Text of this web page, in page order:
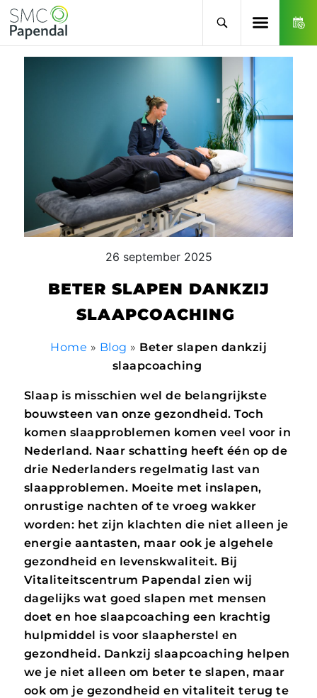
26 september 2025
BETER SLAPEN DANKZIJ
SLAAPCOACHING
Home » Blog » Beter slapen dankzij
slaapcoaching
Slaap is misschien wel de belangrijkste
bouwsteen van onze gezondheid. Toch
komen slaapproblemen komen veel voor in
Nederland. Naar schatting heeft één op de
drie Nederlanders regelmatig last van
slaapproblemen. Moeite met inslapen,
onrustige nachten of te vroeg wakker
worden: het zijn klachten die niet alleen je
energie aantasten, maar ook je algehele
gezondheid en levenskwaliteit. Bij
Vitaliteitscentrum Papendal zien wij
dagelijks wat goed slapen met mensen
doet en hoe slaapcoaching een krachtig
hulpmiddel is voor slaapherstel en
gezondheid. Dankzij slaapcoaching helpen
we je niet alleen om beter te slapen, maar
ook om je gezondheid en vitaliteit terug te